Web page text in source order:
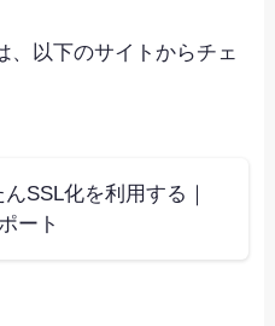
、以下のサイトからチェ
SSL化を利用する｜
ート